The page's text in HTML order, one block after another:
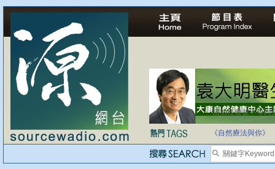
法治社會並不等同
《自然療法與你》